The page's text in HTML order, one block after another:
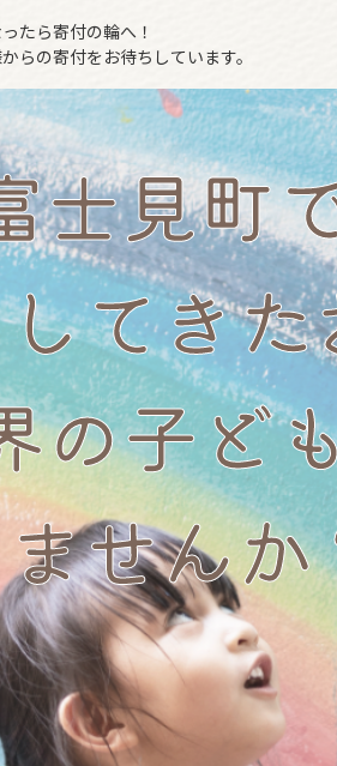
たら寄付の輪へ！
らの寄付をお待ちしています。
士見町
てき
の子ど
せんか